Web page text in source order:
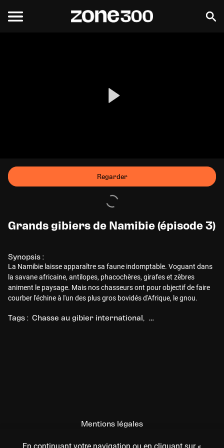
Regarder
Grands gibiers de Namibie (épisode 3)
Synopsis :
La Namibie laisse apparaître sa faune indomptable. Voguant dans
la savane africaine, antilopes, phacochères, girafes et zèbres
animent le paysage. Mais nos chasseurs ont pour objectif de faire
courber l'échine à l'un des plus gros bovidés d'Afrique, le gnou.
Tags : Chasse au gibier international Chasse à
Mentions légales